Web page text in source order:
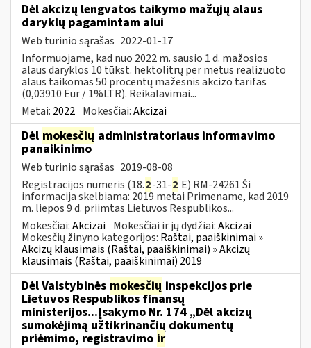
Dėl akcizų lengvatos taikymo mažųjų alaus
daryklų pagamintam alui
Web turinio sąrašas 2022-01-17
Informuojame, kad nuo 2022 m. sausio 1 d. mažosios
alaus daryklos 10 tūkst. hektolitrų per metus realizuoto
alaus taikomas 50 procentų mažesnis akcizo tarifas
(0,03910 Eur / 1%LTR). Reikalavimai...
Metai: 2022 Mokesčiai:Akcizai
Dėl mokesčių administratoriaus informavimo
panaikinimo
Web turinio sąrašas 2019-08-08
Registracijos numeris (18.2-31-2 E) RM-24261 Ši
informacija skelbiama: 2019 metai Primename, kad 2019
m. liepos 9 d. priimtas Lietuvos Respublikos...
Mokesčiai:Akcizai Mokesčiai ir jų dydžiai:Akcizai
Mokesčių žinyno kategorijos: Raštai, paaiškinimai »
Akcizų klausimais (Raštai, paaiškinimai) » Akcizų
klausimais (Raštai, paaiškinimai) 2019
Dėl Valstybinės mokesčių inspekcijos prie
Lietuvos Respublikos finansų
ministerijos...Įsakymo Nr. 174 „Dėl akcizų
sumokėjimą užtikrinančių dokumentų
priėmimo, registravimo ir